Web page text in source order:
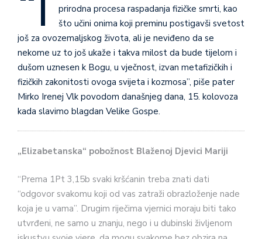
prirodna procesa raspadanja fizičke smrti, kao
što učini onima koji preminu postigavši svetost
još za ovozemaljskog života, ali je neviđeno da se
nekome uz to još ukaže i takva milost da bude tijelom i
dušom uznesen k Bogu, u vječnost, izvan metafizičkih i
fizičkih zakonitosti ovoga svijeta i kozmosa”, piše pater
Mirko Irenej Vlk povodom današnjeg dana, 15. kolovoza
kada slavimo blagdan Velike Gospe.
„Elizabetanska“ pobožnost Blaženoj Djevici Mariji
“Prema 1Pt 3,15b svaki kršćanin treba znati dati
“odgovor svakomu koji od vas zatraži obrazloženje nade
koja je u vama”. Drugim riječima vjernici moraju biti tako
utvrđeni, ne samo u znanju, nego i u dubinski življenom